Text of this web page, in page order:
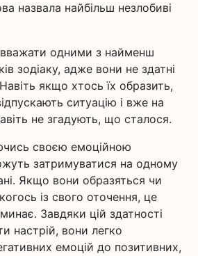
назвала найбільш незлобиві
одними з найменш
зодіаку, адже вони не здатні
якщо хтось їх образить,
ситуацію і вже на
не згадують, що сталося.
своєю емоційною
затримуватися на одному
Якщо вони образяться чи
із свого оточення, це
Завдяки цій здатності
настрій, вони легко
емоцій до позитивних,